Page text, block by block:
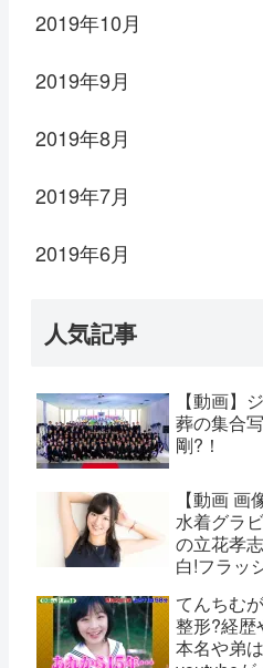
2019年10月
2019年9月
2019年8月
2019年7月
2019年6月
人気記事
【動画】
葬の集合
剛?！
【動画
水着グラ
の立花孝
白!フラッ
てんちむ
整形?経歴
本名や弟